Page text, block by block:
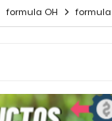
formula OH formula